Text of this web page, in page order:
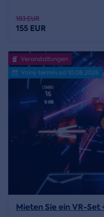
183 EUR
155 EUR
Veranstaltungen
Volný termín od 10.08.2026
Mieten Sie ein VR-Set